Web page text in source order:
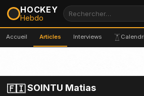
HOCKEY
Hebdo
Accueil Articles Interviews
🇫🇮SOINTU Matias